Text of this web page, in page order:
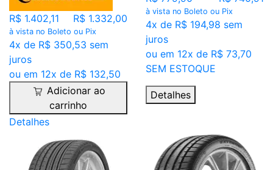
R$ 1.402,11 R$ 1.332,00
à vista no Boleto ou Pix
4x de R$ 350,53 sem
juros
ou em 12x de R$ 132,50
carrinho
Detalhes
à vista no Boleto ou Pix
4x de R$ 194,98 sem
juros
ou em 12x de R$ 73,70
SEM ESTOQUE
Detalhes